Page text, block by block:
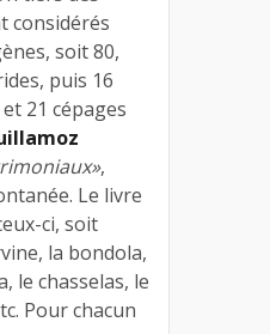
considérés
soit 80,
puis 16
21 cépages
,
Le livre
ci, soit
la bondola,
le chasselas, le
Pour chacun